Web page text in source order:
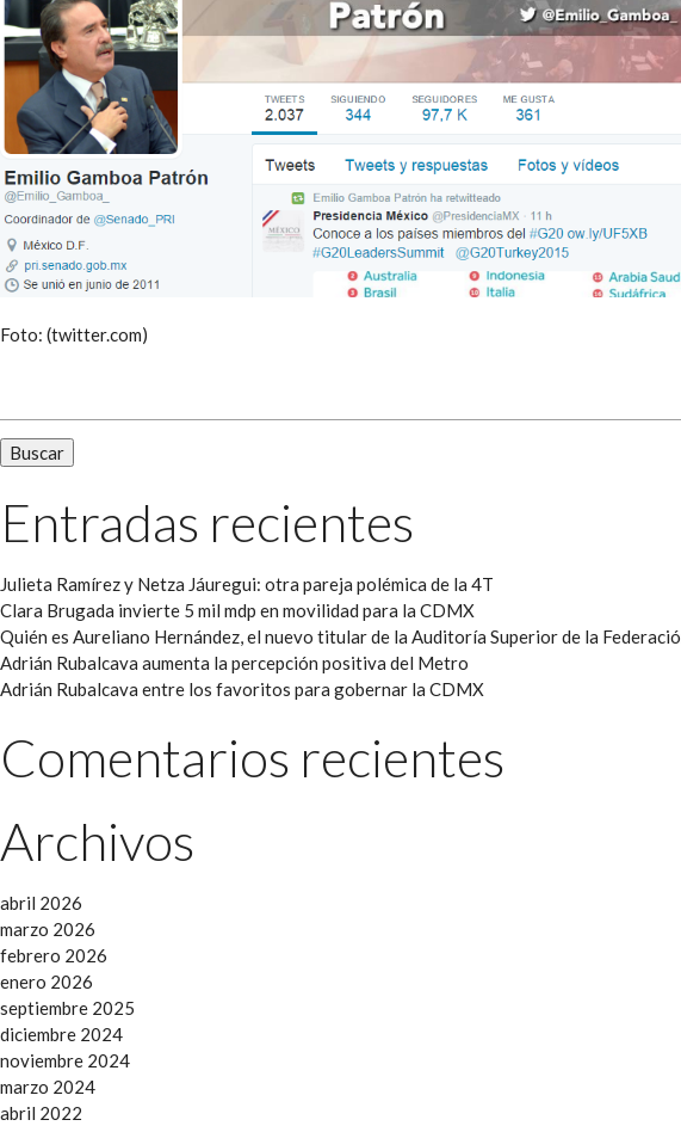
Foto: (twitter.com)
Entradas recientes
Julieta Ramírez y Netza Jáuregui: otra pareja polémica de la 4T
Clara Brugada invierte 5 mil mdp en movilidad para la CDMX
Quién es Aureliano Hernández, el nuevo titular de la Auditoría Superior de la
Adrián Rubalcava aumenta la percepción positiva del Metro
Adrián Rubalcava entre los favoritos para gobernar la CDMX
Comentarios recientes
Archivos
abril 2026
marzo 2026
febrero 2026
enero 2026
septiembre 2025
diciembre 2024
noviembre 2024
marzo 2024
abril 2022